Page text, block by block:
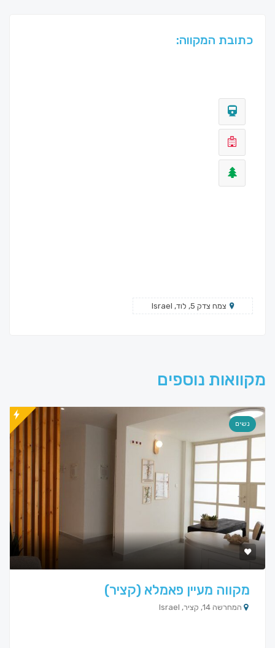
כתובת המקווה:
צמח צדק 5, לוד, Israel
מקוואות נוספים
נשים
מקווה מעיין פאמלא (קציר)
המחרשה 14, קציר, Israel